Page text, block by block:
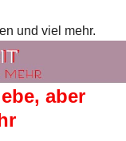
und viel mehr.
aber